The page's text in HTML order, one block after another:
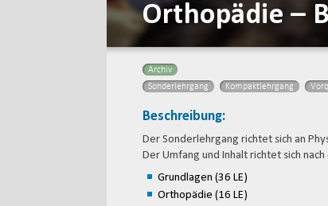
Orthopädie –
Archiv
Sonderlehrgang
Kompaktlehrgang
Beschreibung:
Der Sonderlehrgang richtet sich an
Der Umfang und Inhalt richtet sich
Grundlagen (36 LE)
Orthopädie (16 LE)